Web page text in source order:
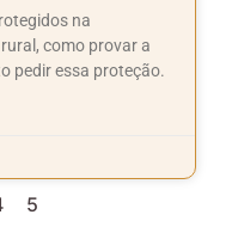
na
como provar a
pedir essa proteção.
5